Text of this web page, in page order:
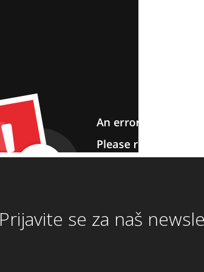
Prijavite se za naš